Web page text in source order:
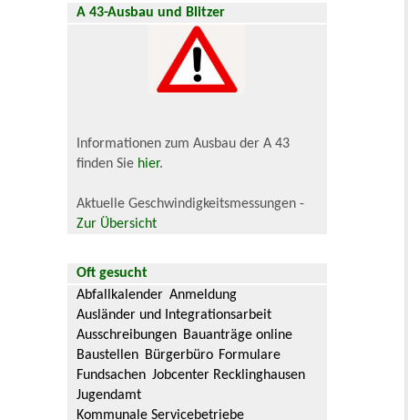
A 43-Ausbau und Blitzer
Informationen zum Ausbau der A 43
finden Sie hier.
Aktuelle Geschwindigkeitsmessungen -
Zur Übersicht
Oft gesucht
Abfallkalender Anmeldung
Ausländer und Integrationsarbeit
Ausschreibungen Bauanträge online
Baustellen Bürgerbüro Formulare
Fundsachen Jobcenter Recklinghausen
Jugendamt
Kommunale Servicebetriebe